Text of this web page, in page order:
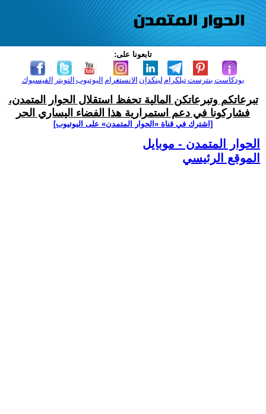
تابعونا على:
الفيسبوك التويتر اليوتيوب الانستغرام لينكدإن تيلكرامبنترست بودكاست
تبرعاتكم وتبرعاتكن المالية تحفظ استقلال الحوار المتمدن،
فشاركونا في دعم استمرارية هذا الفضاء اليساري الحر
[اشترك في قناة ‫«الحوار المتمدن» على اليوتيوب]
الحوار المتمدن - موبايل
الموقع الرئيسي